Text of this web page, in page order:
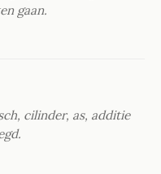
gaan.
cilinder, as, additie